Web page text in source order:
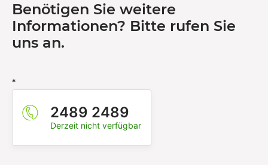
Benötigen Sie weitere
Informationen? Bitte rufen Sie
uns an.
*
2489 2489
Derzeit nicht verfügbar